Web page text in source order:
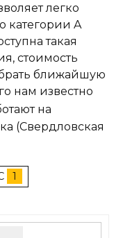
легко
категории A
такая
стоимость
ближайшую
нам известно
на
(Свердловская
1